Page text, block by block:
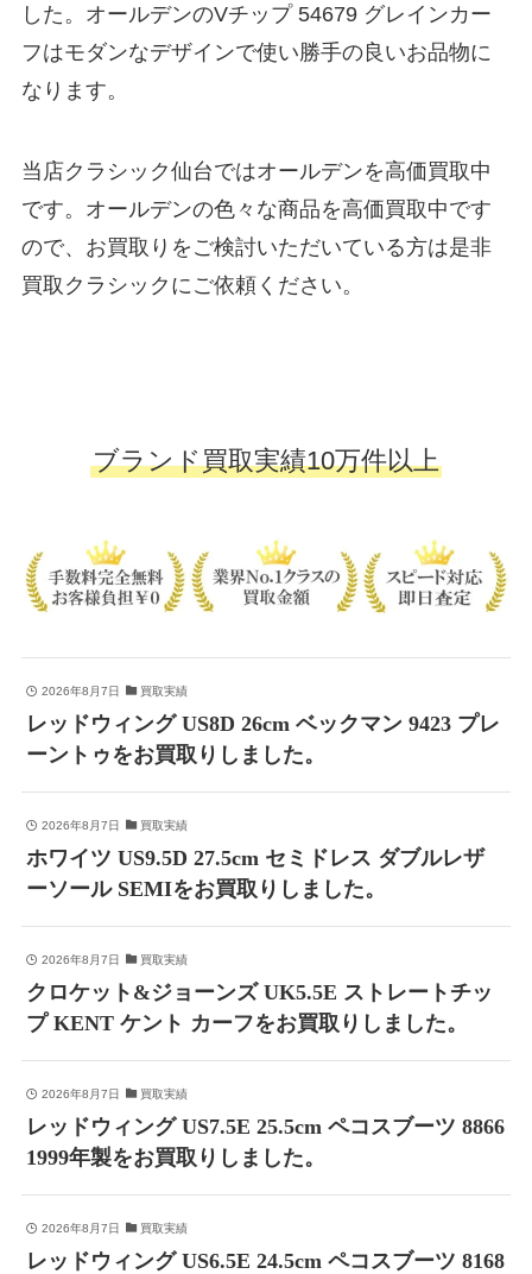
した。オールデンのVチップ 54679 グレインカー
フはモダンなデザインで使い勝手の良いお品物に
なります。
当店クラシック仙台ではオールデンを高価買取中
です。オールデンの色々な商品を高価買取中です
ので、お買取りをご検討いただいている方は是非
買取クラシックにご依頼ください。
ブランド買取実績10万件以上
2026年8月7日 買取実績
レッドウィング US8D 26cm ベックマン 9423 プレ
ーントゥをお買取りしました。
2026年8月7日 買取実績
ホワイツ US9.5D 27.5cm セミドレス ダブルレザ
ーソール SEMIをお買取りしました。
2026年8月7日 買取実績
クロケット&ジョーンズ UK5.5E ストレートチッ
プ KENT ケント カーフをお買取りしました。
2026年8月7日 買取実績
レッドウィング US7.5E 25.5cm ペコスブーツ 8866
1999年製をお買取りしました。
2026年8月7日 買取実績
レッドウィング US6.5E 24.5cm ペコスブーツ 8168